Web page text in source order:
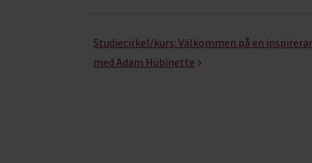
Studiecirkel/kurs: Välkommen på en
med Adam Hübinette